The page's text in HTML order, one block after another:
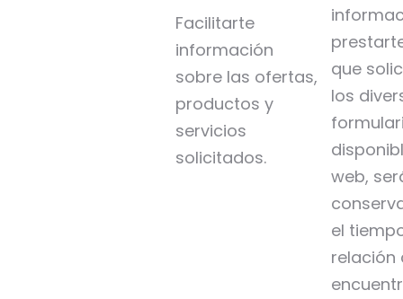
Facilitarte
información
sobre las ofertas,
productos y
servicios
solicitados.
que
los
web,
el
relación